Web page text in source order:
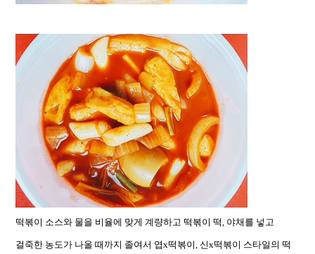
떡볶이 소스와 물을 비율에 맞게 계량하고 떡볶이 떡, 야채를 넣고
걸죽한 농도가 나올 때까지 졸여서 엽x떡볶이, 신x떡볶이 스타일의 떡